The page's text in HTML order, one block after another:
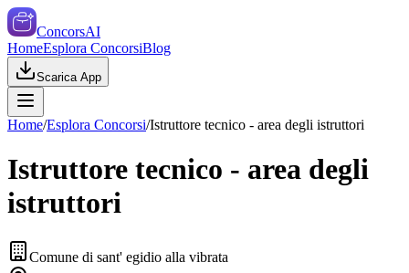
ConcorsAI
HomeEsplora ConcorsiBlog
Scarica App
Home/Esplora Concorsi/Istruttore tecnico - area degli istruttori
Istruttore tecnico - area degli
istruttori
Comune di sant' egidio alla vibrata